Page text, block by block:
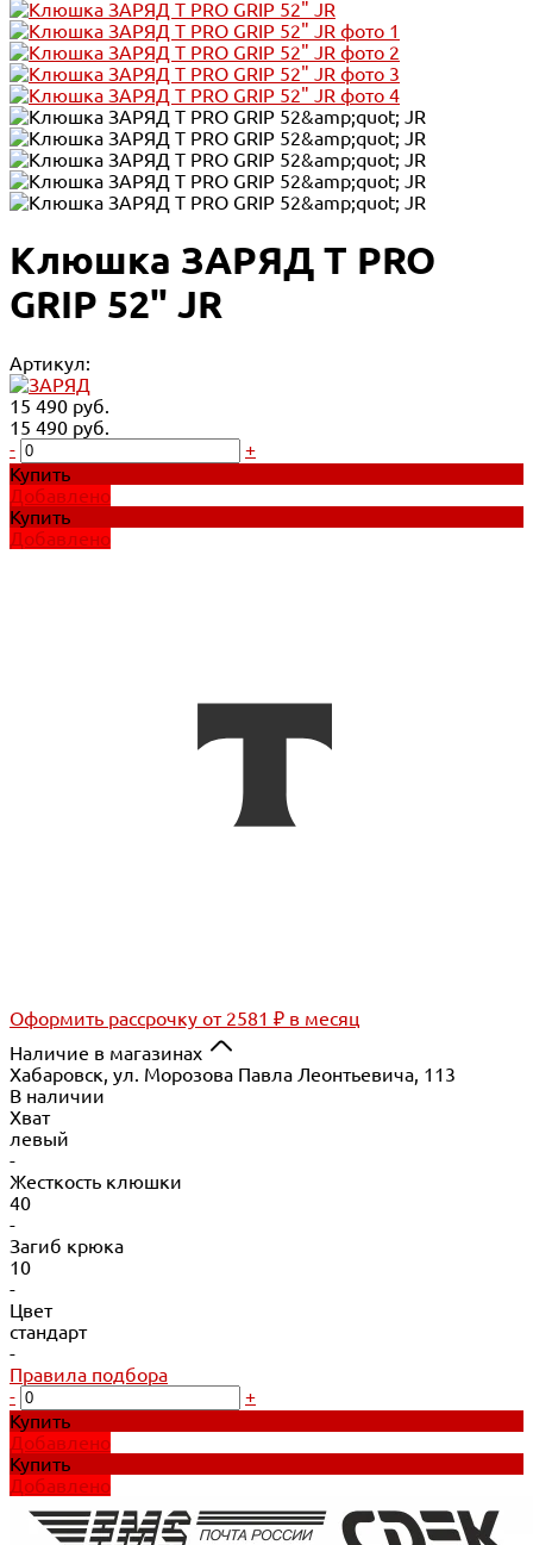
Клюшка ЗАРЯД Т PRO
GRIP 52" JR
Артикул:
15 490 руб.
15 490 руб.
-
+
Купить
Добавлено
Купить
Добавлено
Оформить рассрочку от 2581 ₽ в месяц
Наличие в магазинах
Хабаровск, ул. Морозова Павла Леонтьевича, 113
В наличии
Хват
левый
-
Жесткость клюшки
40
-
Загиб крюка
10
-
Цвет
стандарт
-
Правила подбора
-
+
Купить
Добавлено
Купить
Добавлено